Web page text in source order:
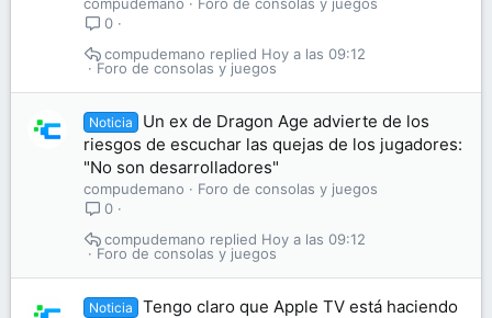
0
Foro de consolas y juegos
Hoy a las 09:12
compudemano
Noticia
Un ex de Dragon Age advierte de los
riesgos de escuchar las quejas de los jugadores:
"No son desarrolladores"
compudemano
Foro de consolas y juegos
0
Foro de consolas y juegos
Hoy a las 09:12
compudemano
Noticia
Tengo claro que Apple TV está haciendo